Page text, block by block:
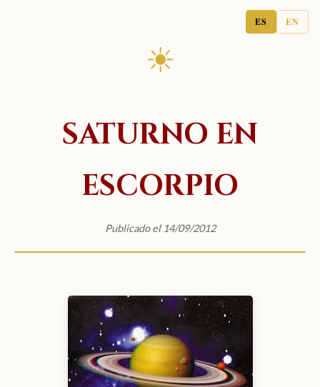
ES EN
☀
SATURNO EN
ESCORPIO
Publicado el 14/09/2012